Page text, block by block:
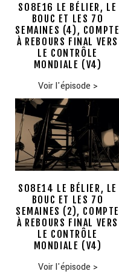
S08E16 LE BÉLIER, LE
BOUC ET LES 70
SEMAINES (4), COMPTE
À REBOURS FINAL VERS
LE CONTRÔLE
MONDIALE (V4)
Voir l'épisode >
S08E14 LE BÉLIER, LE
BOUC ET LES 70
SEMAINES (2), COMPTE
À REBOURS FINAL VERS
LE CONTRÔLE
MONDIALE (V4)
Voir l'épisode >